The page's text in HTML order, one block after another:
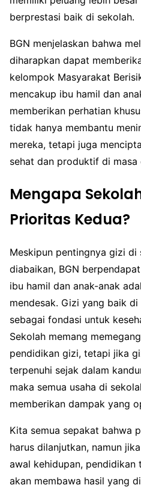
berprestasi baik di sekolah.
BGN menjelaskan bahwa
diharapkan dapat
kelompok Masyarakat
mencakup ibu hamil dan
memberikan perhatian
tidak hanya membantu
mereka, tetapi juga
sehat dan produktif di masa
Mengapa
Prioritas Kedua?
Meskipun pentingnya gizi di
diabaikan, BGN
ibu hamil dan anak-anak
mendesak. Gizi yang baik
sebagai fondasi untuk
Sekolah memang
pendidikan gizi, tetapi jika
terpenuhi sejak dalam
maka semua usaha di
memberikan dampak yang
Kita semua sepakat bahwa
harus dilanjutkan, namun
awal kehidupan,
akan membawa hasil yang